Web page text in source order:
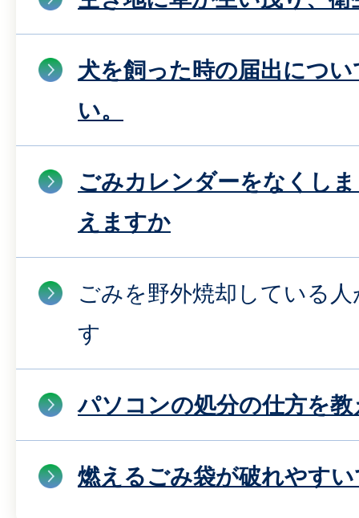
犬を飼った時の届出につ
い。
ごみカレンダーをなくし
えますか
ごみを野外焼却している
す
パソコンの処分の仕方を
燃えるごみ袋が破れやす